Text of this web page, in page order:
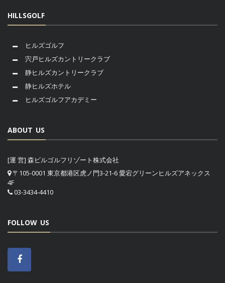
HILLSGOLF
ヒルズゴルフ
宍戸ヒルズカントリークラブ
静ヒルズカントリークラブ
静ヒルズホテル
ヒルズゴルフアカデミー
ABOUT US
[運 営] 森ビルゴルフリゾート株式会社
〒105-0001 東京都港区虎ノ門3-21-6 愛宕グリーンヒルズアネックス
4F
03-3434-4410
FOLLOW US